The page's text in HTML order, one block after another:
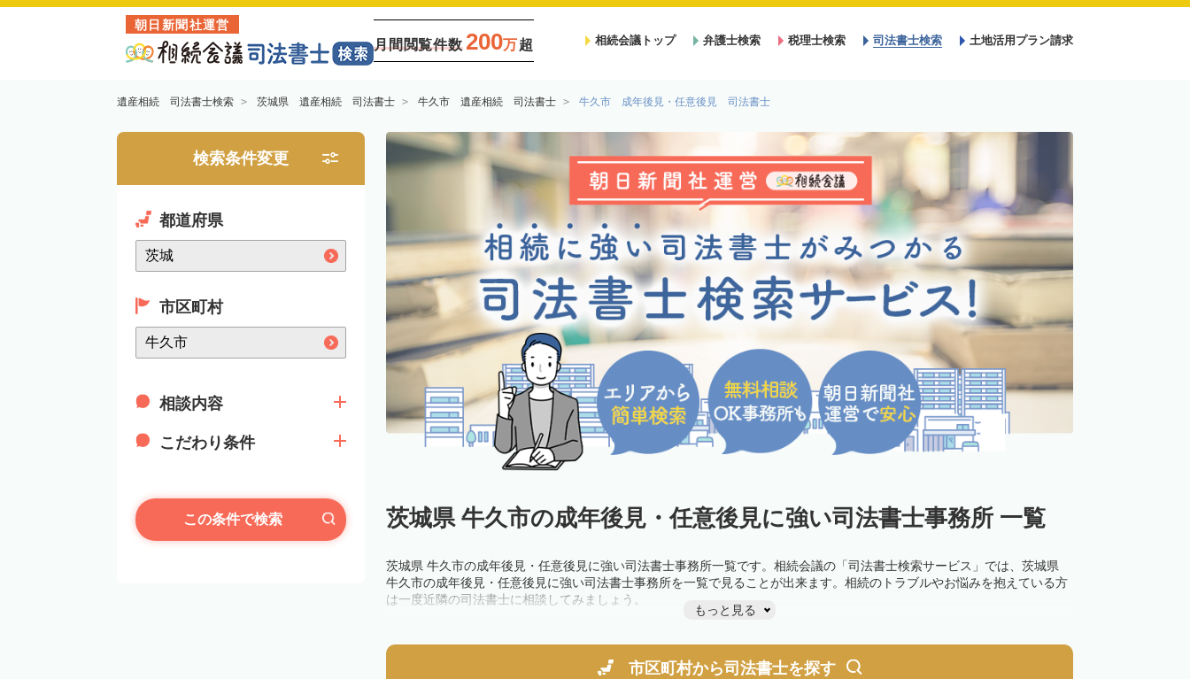
朝日新聞社運営
月間閲覧件数 200万超 相続会議トップ 弁護士検索 税理士検索 司法書士検索 土地活用プラン請求
遺産相続 司法書士検索 茨城県 遺産相続 司法書士 牛久市 遺産相続 司法書士 牛久市 成年後見・任意後見 司法書士
検索条件変更
都道府県
市区町村
相談内容
こだわり条件
この条件で検索 茨城県 牛久市の成年後見・任意後見に強い司法書士事務所 一覧
茨城県 牛久市の成年後見・任意後見に強い司法書士事務所一覧です。相続会議の「司法書士検索サービス」では、茨城県
牛久市の成年後見・任意後見に強い司法書士事務所を一覧で見ることが出来ます。相続のトラブルやお悩みを抱えている方
は一度近隣の司法書士に相談してみましょう。
もっと見る
市区町村から司法書士を探す